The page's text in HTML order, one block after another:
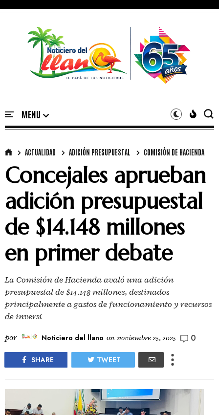
ACTUALIDAD ADICIÓN PRESUPUESTAL COMISIÓN DE HACIENDA
Concejales aprueban
adición presupuestal
de $14.148 millones
en primer debate
La Comisión de Hacienda avaló una adición
presupuestal de $14.148 millones, destinados
principalmente a gastos de funcionamiento y recursos
de inversi
por Noticiero del llano on noviembre 25, 2025 0
SHARE TWEET